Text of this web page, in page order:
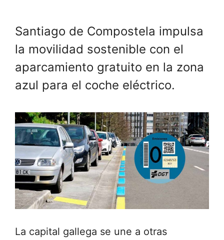
Santiago de Compostela impulsa
la movilidad sostenible con el
aparcamiento gratuito en la zona
azul para el coche eléctrico.
La capital gallega se une a otras